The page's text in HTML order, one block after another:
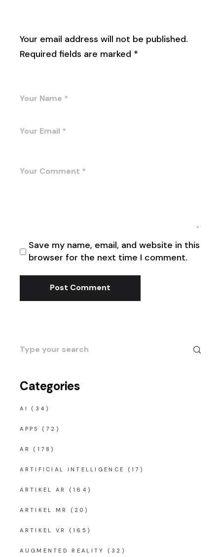
Your email address will not be published.
Required fields are marked *
Save my name, email, and website in this
browser for the next time I comment.
Post Comment
Search
for:
Categories
AI (34)
APPS (72)
AR (178)
ARTIFICIAL INTELLIGENCE (17)
ARTIKEL AR (164)
ARTIKEL MR (20)
ARTIKEL VR (165)
AUGMENTED REALITY (32)